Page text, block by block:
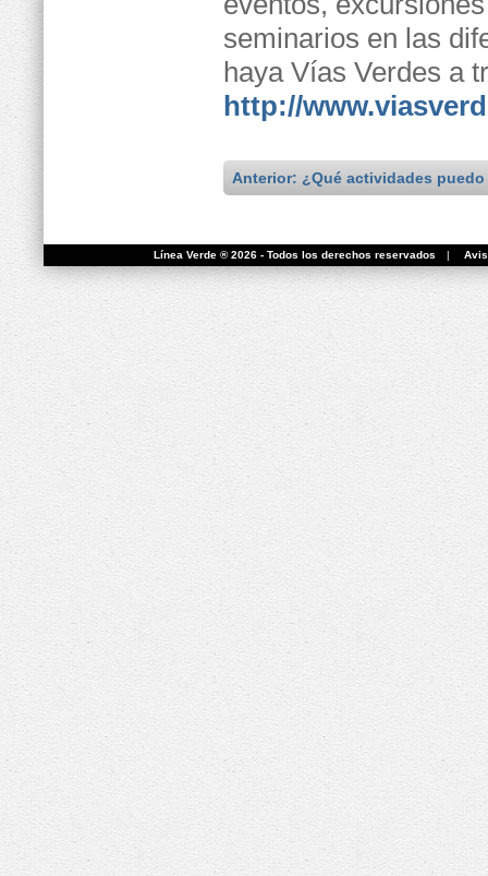
seminarios en las
haya Vías Verdes a
http://
Anterior: ¿Qué actividades
Línea Verde ® 2026 - Todos los derechos reservados |